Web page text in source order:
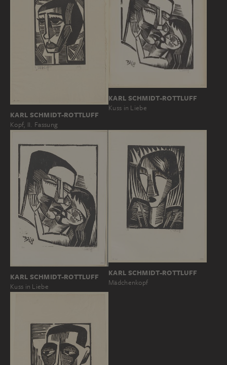
KARL SCHMIDT-ROTTLUFF
Kopf, II. Fassung
KARL SCHMIDT-ROTTLUFF
Kuss in Liebe
KARL SCHMIDT-ROTTLUFF
Kuss in Liebe
KARL SCHMIDT-ROTTLUFF
Mädchenkopf